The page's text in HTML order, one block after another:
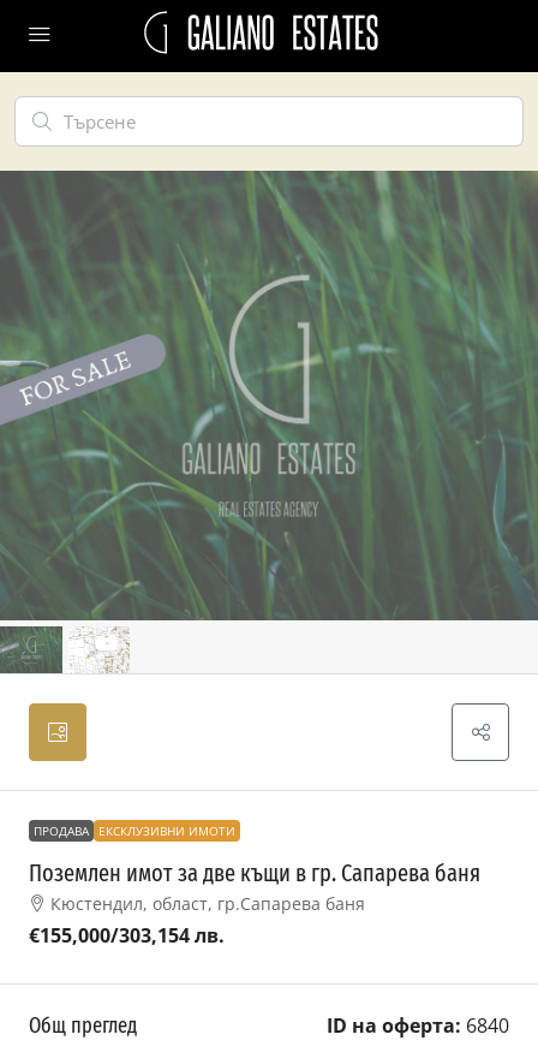
ПРОДАВА ЕКСКЛУЗИВНИ ИМОТИ
Поземлен имот за две къщи в гр. Сапарева баня
Кюстендил, област, гр.Сапарева баня
€155,000/303,154 лв.
Общ преглед ID на оферта: 6840